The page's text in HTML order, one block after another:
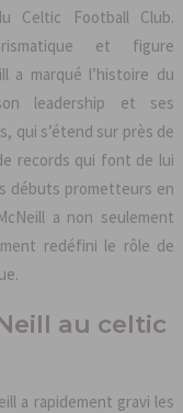
Celtic Football Club.
et figure
a marqué l’histoire du
leadership et ses
qui s’étend sur près de
records qui font de lui
débuts prometteurs en
a non seulement
redéfini le rôle de
au celtic
a rapidement gravi les